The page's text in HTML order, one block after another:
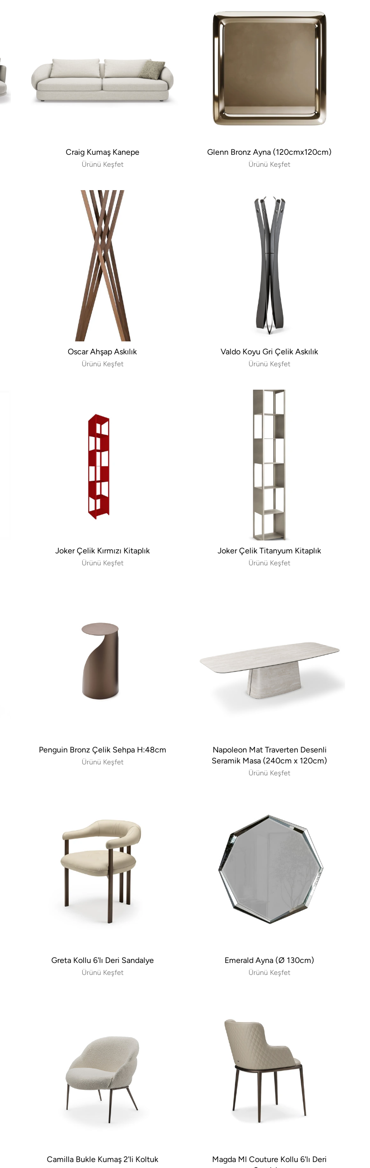
Craig Kumaş Kanepe
Ürünü Keşfet
Glenn Bronz Ayna (120cmx120cm)
Ürünü Keşfet
Oscar Ahşap Askılık
Ürünü Keşfet
Valdo Koyu Gri Çelik Askılık
Ürünü Keşfet
Joker Çelik Kırmızı Kitaplık
Ürünü Keşfet
Joker Çelik Titanyum Kitaplık
Ürünü Keşfet
Penguin Bronz Çelik Sehpa H:48cm
Ürünü Keşfet
Napoleon Mat Traverten Desenli
Seramik Masa (240cm x 120cm)
Ürünü Keşfet
Greta Kollu 6'lı Deri Sandalye
Ürünü Keşfet
Emerald Ayna (Ø 130cm)
Ürünü Keşfet
Camilla Bukle Kumaş 2'li Koltuk
Magda Ml Couture Kollu 6'lı Deri